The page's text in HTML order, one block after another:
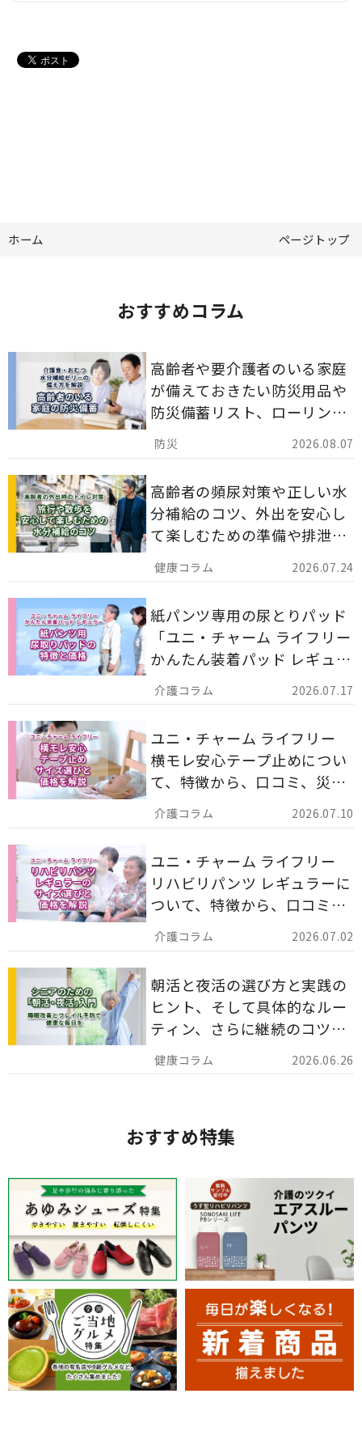
ホーム ページトップ
おすすめコラム
2026.08.07
高齢者や要介護者のいる家庭
が備えておきたい防災用品や
防災備蓄リスト、ローリング
ストックのポイントについて
解説します。
2026.07.24
高齢者の頻尿対策や正しい水
分補給のコツ、外出を安心し
て楽しむための準備や排泄ケ
ア用品の選び方を解説しま
す。
2026.07.17
紙パンツ専用の尿とりパッド
「ユニ・チャーム ライフリー
かんたん装着パッド レギュラ
ー 計162枚」について解説し
ます。
2026.07.10
ユニ・チャーム ライフリー
横モレ安心テープ止めについ
て、特徴から、口コミ、災害
備蓄としての活用法まで分か
りやすく解説します。
2026.07.02
ユニ・チャーム ライフリー
リハビリパンツ レギュラーに
ついて、特徴から、口コミ、
災害備蓄としての活用法まで
分かりやすく解説します。
2026.06.26
朝活と夜活の選び方と実践の
ヒント、そして具体的なルー
ティン、さらに継続のコツま
でを詳しくご紹介します。
おすすめ特集